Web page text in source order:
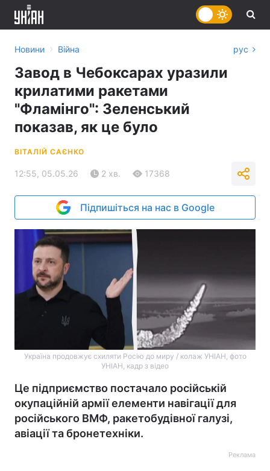
Новини › Війна рус
Завод в Чебоксарах уразили
крилатими ракетами
"Фламінго": Зеленський
показав, як це було
ВІТАЛІЙ САЄНКО
12:55, 05.05.26 2 хв. 17368
Підпишіться на нас в Google
Україна продовжує схиляти Росію до миру / колаж УНІАН, фото
УНІАН, кадр з відео
Це підприємство постачало російській
окупаційній армії елементи навігації для
російського ВМФ, ракетобудівної галузі,
авіації та бронетехніки.
Реклама